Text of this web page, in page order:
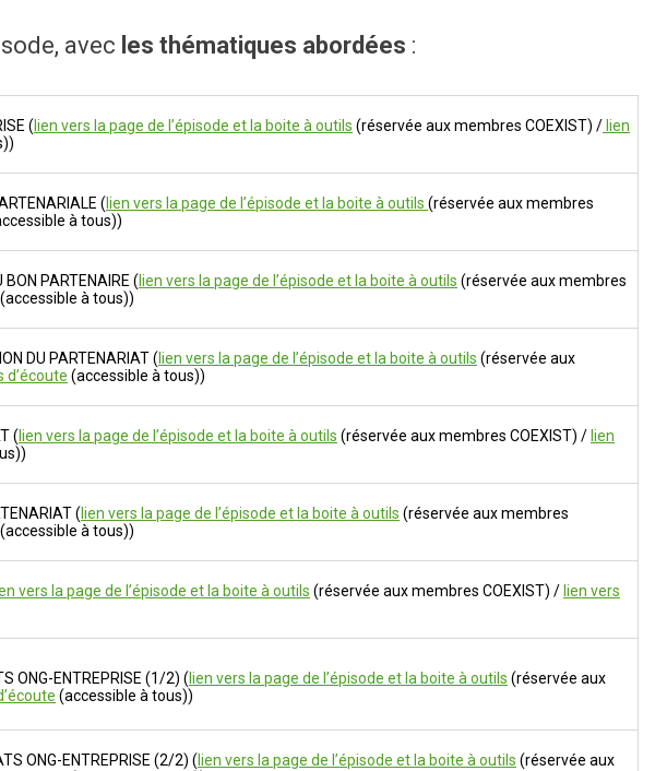
avec les thématiques abordées :
( lien vers la page de l’épisode et la boite à outils (réservée aux membres COEXIST) / lien
( lien vers la page de l’épisode et la boite à outils (réservée aux membres
à tous))
BON PARTENAIRE ( lien vers la page de l’épisode et la boite à outils (réservée aux membres
(accessible à tous))
DU PARTENARIAT ( lien vers la page de l’épisode et la boite à outils (réservée aux
d’écoute (accessible à tous))
( lien vers la page de l’épisode et la boite à outils (réservée aux membres COEXIST) / lien
( lien vers la page de l’épisode et la boite à outils (réservée aux membres
(accessible à tous))
vers la page de l’épisode et la boite à outils (réservée aux membres COEXIST) / lien vers
ONG-ENTREPRISE (1/2) ( lien vers la page de l’épisode et la boite à outils (réservée aux
(accessible à tous))
ONG-ENTREPRISE (2/2) ( lien vers la page de l’épisode et la boite à outils (réservée aux